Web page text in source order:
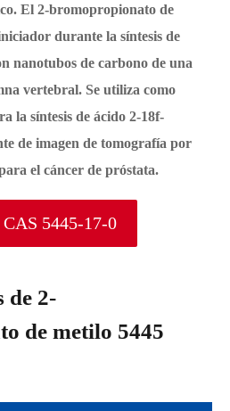
El 2-bromopropionato de
durante la síntesis de
nanotubos de carbono de una
vertebral. Se utiliza como
la síntesis de ácido 2-18f-
de imagen de tomografía por
el cáncer de próstata.
5445-17-0
de 2-
de metilo 5445